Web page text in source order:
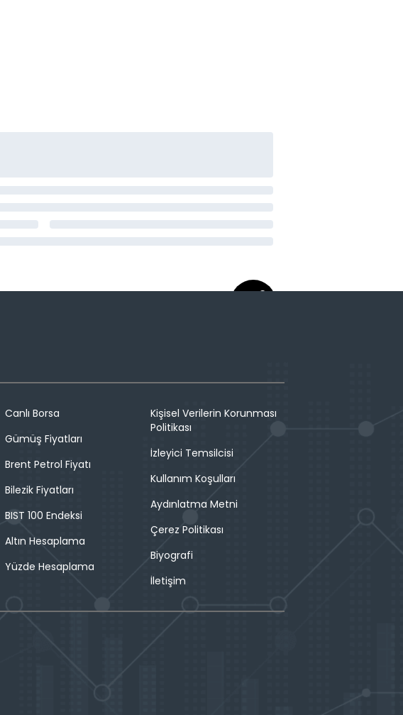
Canlı Borsa
Gümüş Fiyatları
Brent Petrol Fiyatı
Bilezik Fiyatları
BIST 100 Endeksi
Altın Hesaplama
Yüzde Hesaplama
Kişisel Verilerin Korunması
Politikası
İzleyici Temsilcisi
Kullanım Koşulları
Aydınlatma Metni
Çerez Politikası
Biyografi
İletişim